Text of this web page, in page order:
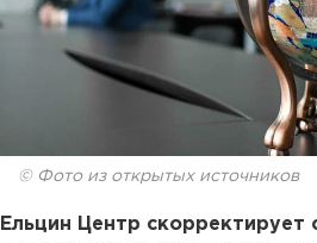
© Фото из открытых источников
Ельцин Центр скорректирует